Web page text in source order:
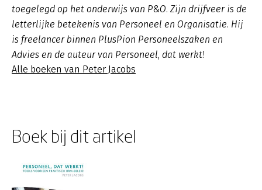
toegelegd op het onderwijs van P&O. Zijn drijfveer is de
letterlijke betekenis van Personeel en Organisatie. Hij
is freelancer binnen PlusPion Personeelszaken en
Advies en de auteur van Personeel, dat werkt!
Alle boeken van Peter Jacobs
Boek bij dit artikel